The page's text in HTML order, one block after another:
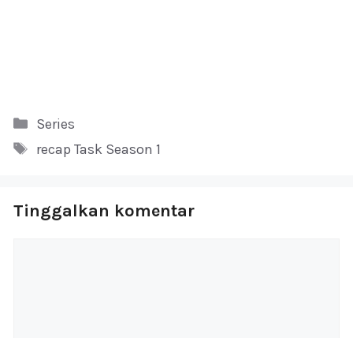
Kategori
Series
Tag
recap Task Season 1
Tinggalkan komentar